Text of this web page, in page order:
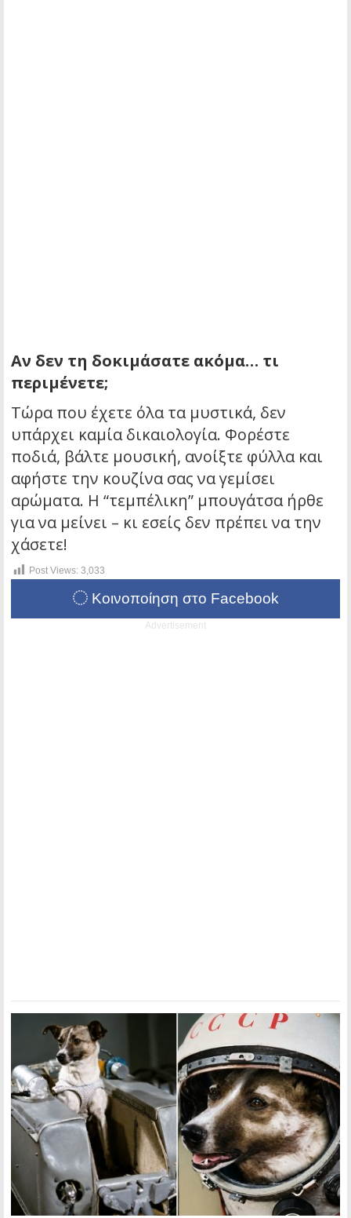
Αν δεν τη δοκιμάσατε ακόμα… τι
περιμένετε;
Τώρα που έχετε όλα τα μυστικά, δεν
υπάρχει καμία δικαιολογία. Φορέστε
ποδιά, βάλτε μουσική, ανοίξτε φύλλα και
αφήστε την κουζίνα σας να γεμίσει
αρώματα. Η “τεμπέλικη” μπουγάτσα ήρθε
για να μείνει – κι εσείς δεν πρέπει να την
χάσετε!
Post Views: 3,033
Κοινοποίηση στο Facebook
Advertisement